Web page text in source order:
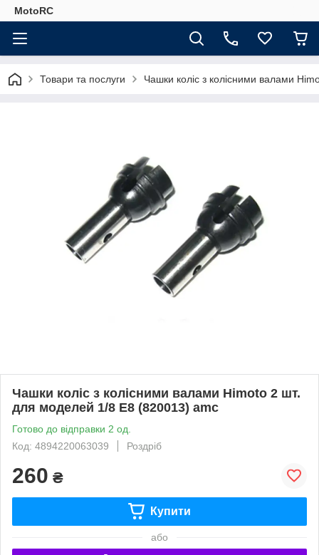
MotoRC
Товари та послуги Чашки коліс з колісними валами
Чашки коліс з колісними валами Himoto 2 шт.
для моделей 1/8 E8 (820013) amc
Готово до відправки 2 од.
Код: 4894220063039
Роздріб
260 ₴
Купити
або